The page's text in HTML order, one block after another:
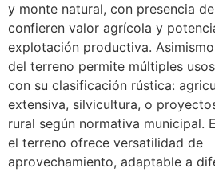
y monte natural, con presencia
confieren valor agrícola y
explotación productiva.
del terreno permite múltiples
con su clasificación rústica:
extensiva, silvicultura, o
rural según normativa municipal.
el terreno ofrece versatilidad de
aprovechamiento, adaptable a